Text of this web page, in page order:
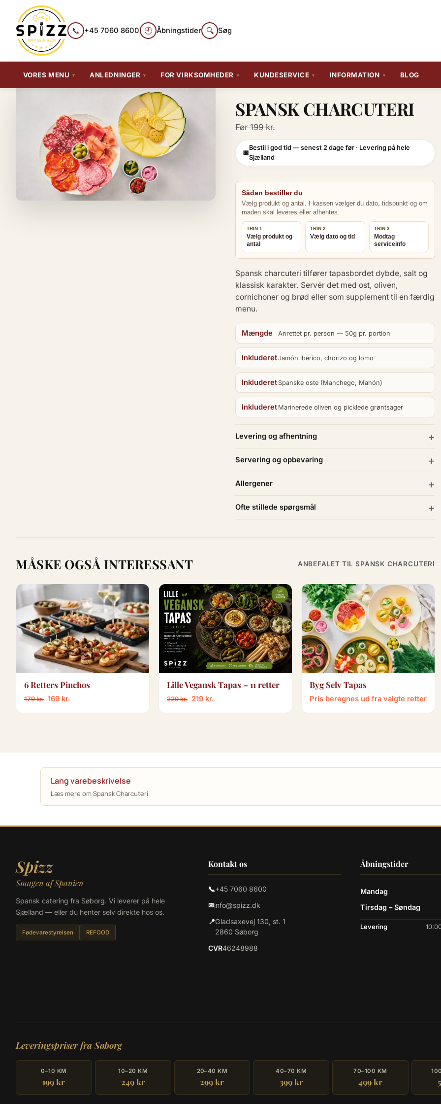
📞 +45 7060 8600 🕘 Åbningstider 🔍 Søg
VORES MENU ANLEDNINGER FOR VIRKSOMHEDER KUNDESERVICE INFORMATION BLOG
SPANSK CHARCUTERI
Før 199 kr.
Bestil i god tid — senest 2 dage før · Levering på hele
Sjælland
Sådan bestiller du
Vælg produkt og antal. I kassen vælger du dato, tidspunkt og om
maden skal leveres eller afhentes.
TRIN 1
Vælg produkt og
antal
TRIN 2
Vælg dato og tid
TRIN 3
Modtag
serviceinfo
Spansk charcuteri tilfører tapasbordet dybde, salt og
klassisk karakter. Servér det med ost, oliven,
cornichoner og brød eller som supplement til en færdig
menu.
Mængde Anrettet pr. person — 50g pr. portion
InkluderetJamón ibérico, chorizo og lomo
Inkluderet Spanske oste (Manchego, Mahón)
Inkluderet Marinerede oliven og picklede grøntsager
Levering og afhentning
Servering og opbevaring
Allergener
Ofte stillede spørgsmål
MÅSKE OGSÅ INTERESSANT ANBEFALET TIL SPANSK CHARCUTERI
6 Retters Pinchos
179kr. 169 kr.
Lille Vegansk Tapas – 11 retter
229kr. 219 kr.
Byg Selv Tapas
Pris beregnes ud fra valgte retter
Lang varebeskrivelse
Læs mere om Spansk Charcuteri
Spizz
Smagen af Spanien
Spansk catering fra Søborg. Vi leverer på hele
Sjælland — eller du henter selv direkte hos os.
Fødevarestyrelsen REFOOD
Kontakt os
📞+45 7060 8600
✉info@spizz.dk
📍Gladsaxevej 130, st. 1
2860 Søborg
CVR46248988
Åbningstider
Mandag
Tirsdag – Søndag
Levering
Leveringspriser fra Søborg
0–10 KM
199 kr
10–20 KM
249 kr
20–40 KM
299 kr
40–70 KM
399 kr
70–100 KM
499 kr